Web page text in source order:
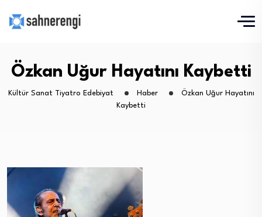
Özkan Uğur Hayatını Kaybetti
Kültür Sanat Tiyatro Edebiyat Haber
Özkan Uğur Hayatını
Kaybetti